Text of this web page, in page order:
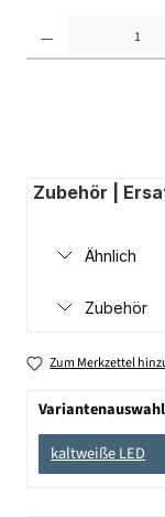
Zubehör |
Ähnlich
Zubehör
Zum Merkzettel
kaltweiße LED